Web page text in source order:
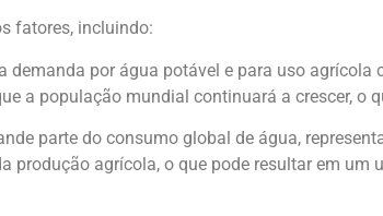
fatores, incluindo:
demanda por água potável e para uso
a população mundial continuará a crescer, o
parte do consumo global de água,
agrícola, o que pode resultar em um